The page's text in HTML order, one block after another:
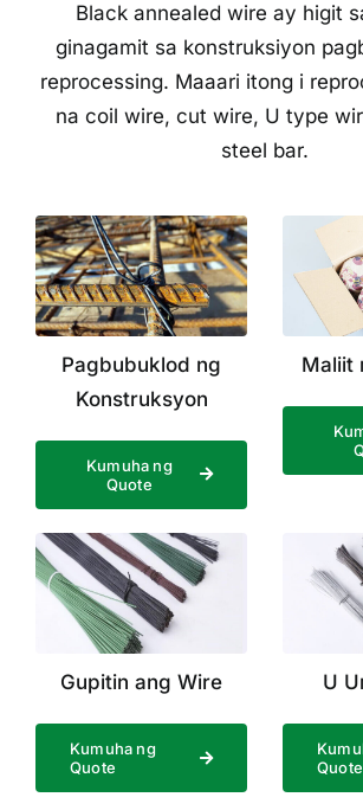
Black annealed wire ay higit
ginagamit sa konstruksiyon
reprocessing. Maaari itong i
na coil wire, cut wire, U type
steel bar.
Pagbubuklod ng
Konstruksyon
Kumuha ng
Quote
Maliit
Gupitin ang Wire
Kumuha ng
Quote
U
Quote